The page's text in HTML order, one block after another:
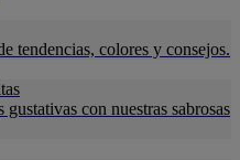
tendencias, colores y consejos.
gustativas con nuestras sabrosas